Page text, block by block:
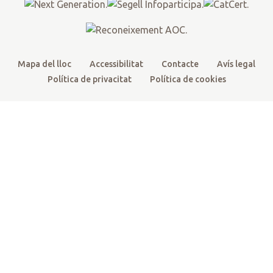
k
a
m
Mapa del lloc Accessibilitat Contacte
Avís legal
Política de privacitat
Política de cookies